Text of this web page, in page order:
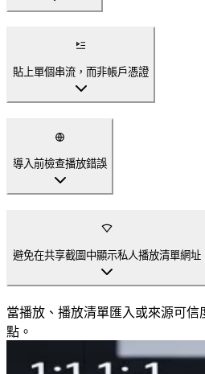
貼上單個串流，而非帳戶憑證
導入前檢查播放錯誤
避免在共享截圖中顯示私人播放清單網址
當播放、播放清單匯入或來源可
點。